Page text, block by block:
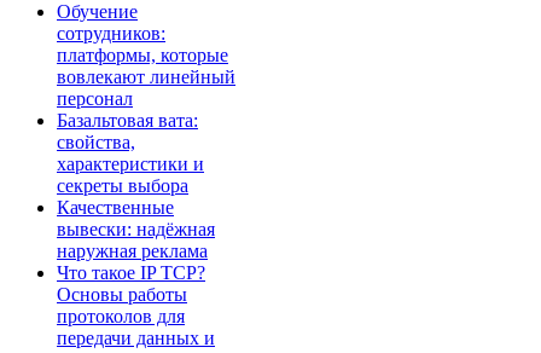
Обучение
сотрудников:
платформы, которые
вовлекают линейный
персонал
Базальтовая вата:
свойства,
характеристики и
секреты выбора
Качественные
вывески: надёжная
наружная реклама
Что такое IP TCP?
Основы работы
протоколов для
передачи данных и